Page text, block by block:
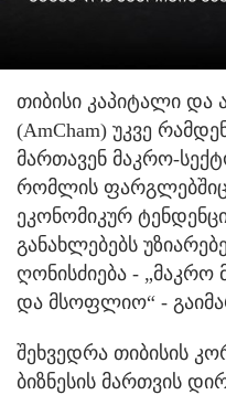
თიბისი კაპიტალი და
(AmCham) უკვე
მართავენ მაკრო-
რომლის ფარგლებშიც
ეკონომიკურ
განახლებებს
ღონისძიება -
და მსოფლიო“ -
შეხვედრა თიბისის
ბიზნესის მართვის